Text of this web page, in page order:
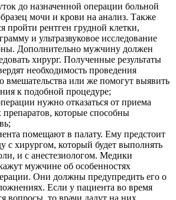
до назначенной операции больной
мочи и крови на анализ. Также
пройти рентген грудной клетки,
и ультразвуковое исследование
Дополнительно мужчину должен
хирург. Полученные результаты
необходимость проведения
вмешательства или же помогут выявить
к подобной процедуре;
нужно отказаться от приема
препаратов, которые способны
помещают в палату. Ему предстоит
с хирургом, который будет выполнять
и с анестезиологом. Медики
мужчине об особенностях
Они должны предупредить его о
Если у пациента во время
вопросы, то врачи дадут на них